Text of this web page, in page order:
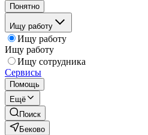
Понятно
Ищу работу
Ищу работу
Ищу работу
Ищу сотрудника
Сервисы
Помощь
Ещё
Поиск
Беково